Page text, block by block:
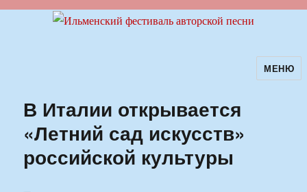
Ильменский фестиваль авторскойМЕНЮ
В Италии открывается
«Летний сад искусств»
российской культуры